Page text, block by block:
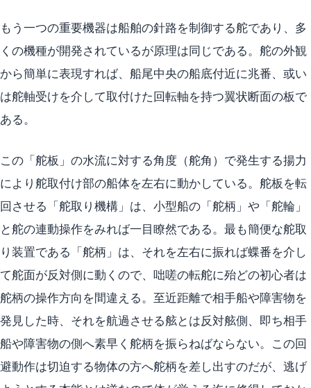
もう一つの重要機器は船舶の針路を制御する舵であり、多
くの機種が開発されているが原理は同じである。舵の外観
から簡単に表現すれば、船尾中央の船底付近に兆番、或い
は舵軸受けを介して取付けた回転軸を持つ翼状断面の板で
ある。
この「舵板」の水流に対する角度（舵角）で発生する揚力
により舵取付け部の船体を左右に動かしている。舵板を転
回させる「舵取り機構」は、小型船の「舵柄」や「舵輪」
と舵の連動操作をみれば一目瞭然である。最も簡便な舵取
り装置である「舵柄」は、それを左右に振れば蝶番を介し
て舵面が反対側に動くので、咄嗟の転舵に殆どの初心者は
舵柄の操作方向を間違える。至近距離で相手船や障害物を
発見した時、それを航過させる舷とは反対舷側、即ち相手
船や障害物の側へ素早く舵柄を振らねばならない。この回
避動作は切迫する物体の方へ舵柄を差し出すのだが、逃げ